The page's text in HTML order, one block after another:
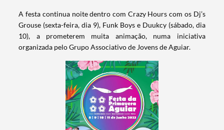
A festa continua noite dentro com Crazy Hours com os Dj’s
Grouse (sexta-feira, dia 9), Funk Boys e Duukcy (sábado, dia
10), a prometerem muita animação, numa iniciativa
organizada pelo Grupo Associativo de Jovens de Aguiar.